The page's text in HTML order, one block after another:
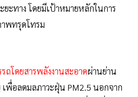
ยะทาง โดยมีเป้าหมายหลักในการ
พทรุดโทรม
รถโดยสารพลังงานสะอาดผ่านย่าน
เพื่อลดมลภาวะฝุ่น PM2.5 นอกจาก